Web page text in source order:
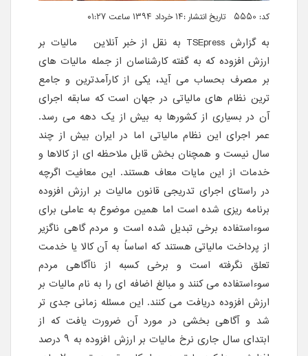
کد: 5550 تاریخ انتشار :۱۴ خرداد ۱۳۹۴ ساعت ۰۱:۲۷
به گزارش TSEpress به نقل از خبر آنلاین مالیات بر
ارزش افزوده که به گفته کارشناسان از جمله مالیات های
بر مصرف بحساب می آید، یکی از کارآمدترین و جامع
ترین نظام های مالیاتی در جهان است که سابقه اجرای
آن در بسیاری از کشورها به بیش از یک دهه می رسد.
عمر اجرای این نظام مالیاتی اما در ایران بیش از چند
سال نیست و همچنان بخش قابل ملاحظه ای از کالاها و
خدمات از این مایات معاف هستند. این معافیت اگرچه
در راستای اجرای تدریجی قانون مالیات بر ارزش افزوده
برنامه ریزی شده است اما همین موضوع به عاملی برای
سوءاستفاده برخی تبدیل شده است و مردم گاهی ناگزیر
از پرداخت مالیاتی هستند که اساساً به آن کالا یا خدمت
تعلق نگرفته است و برخی کسبه از ناآگاهی مردم
سوءاستفاده می کنند و مبالغ اضافه ای را به نام مالیات بر
ارزش افزوده دریافت می کنند. این مسئله زمانی جدی تر
شد و آگاهی بخشی در مورد آن ضرورت یافت که از
ابتدای سال جاری نرخ مالیات بر ارزش افزوده به 9 درصد